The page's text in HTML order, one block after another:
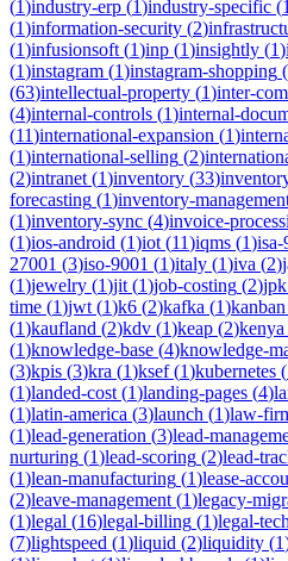
(1)industry-erp (1)industry-specific (1
(1)information-security (2)
(1)infusionsoft (1)inp (1)insightly (1)
(1)instagram (1)instagram-shopping (
(63)intellectual-property (1)inter-
(4)internal-controls (1)internal-
(11)international-expansion (1)
(1)international-selling (2)
(2)intranet (1)inventory (33)
forecasting (1)inventory-
(1)inventory-sync (4)invoice-
(1)ios-android (1)iot (11)iqms (1)isa-
27001 (3)iso-9001 (1)italy (1)iva (2)
(1)jewelry (1)jit (1)job-costing (2)jpk
time (1)jwt (1)k6 (2)kafka (1)kanban
(1)kaufland (2)kdv (1)keap (2)kenya
(1)knowledge-base (4)knowledge-
(3)kpis (3)kra (1)ksef(1)kubernetes (
(1)landed-cost (1)landing-pages (4)
(1)latin-america (3)launch (1)law-
(1)lead-generation (3)lead-
nurturing (1)lead-scoring (2)lead-
(1)lean-manufacturing (1)lease-
(2)leave-management (1)legacy-
(1)legal (16)legal-billing (1)legal-tech
(7)lightspeed (1)liquid (2)liquidity (1